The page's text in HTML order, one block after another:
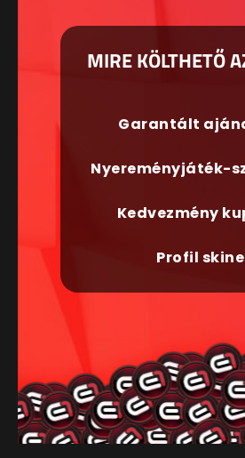
MIRE KÖLTHETŐ
Garantált
Nyereményjáték-
Kedvezmény
Profil